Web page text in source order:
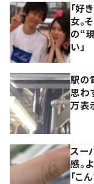
「好
女。
の“
い」
駅の
思わ
万表
スー
感。
「こ